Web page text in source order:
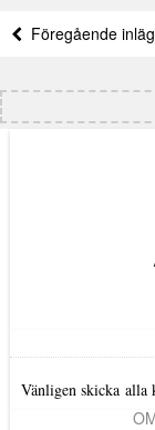
Föregående
Vänligen skicka alla